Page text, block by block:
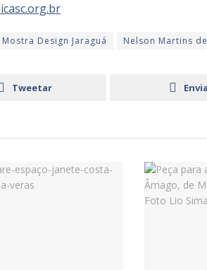
Mostra Design Jaraguá Nelson Martins
Tweetar